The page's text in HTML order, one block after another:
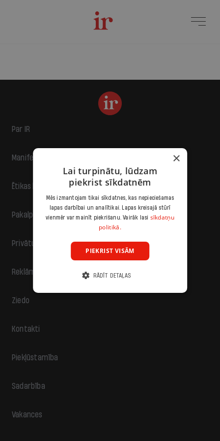
Par IR
Manifests
Ētikas kodekss
Pakalpojumu sniegšanas noteikumi
Privātuma politika
Reklāma
Ziedo
Kontakti
Piekļūstamība
Sadarbība
Vakances
×
Lai turpinātu, lūdzam
piekrist sīkdatnēm
Mēs izmantojam tikai sīkdatnes, kas nepieciešamas
lapas darbībai un analītikai. Lapas kreisajā stūrī
vienmēr var mainīt piekrišanu. Vairāk lasi sīkdatņu
politikā.
PIEKRIST VISĀM
RĀDĪT DETAĻAS